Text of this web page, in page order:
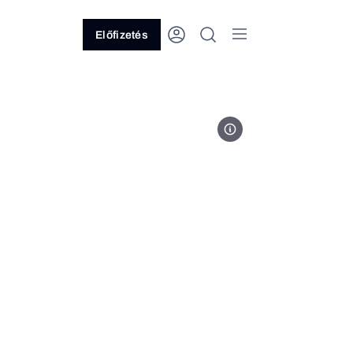
Előfizetés
Fotó: Foxpost